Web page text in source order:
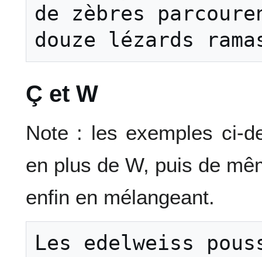
de zèbres
Ç et W
Note : les exemples ci-
en plus de W, puis de
enfin en mélangeant.
Les edelweiss